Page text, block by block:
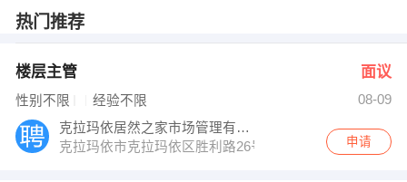
许女士 发布 [观众组织客服 ] 招聘信息
任女士 发布 [数字化档案加工人员 ] 招聘信息
【浙江云分呗科技有限公司 】 强势入驻
热门推荐
楼层主管 面议
性别不限 经验不限
08-09
克拉玛依居然之家市场管理有限公司
克拉玛依市克拉玛依区胜利路26号国际家具建材城居然
申请